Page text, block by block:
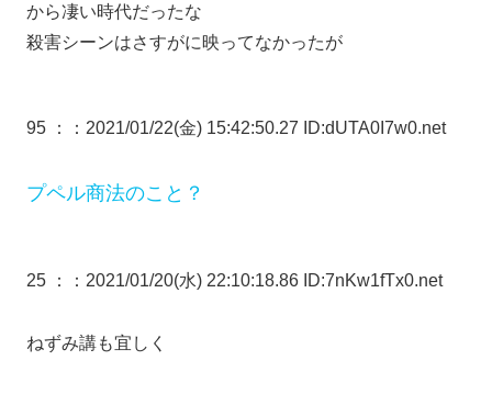
から凄い時代だったな
殺害シーンはさすがに映ってなかったが
95 ： ：2021/01/22(金) 15:42:50.27 ID:dUTA0I7w0.net
プペル商法のこと？
25 ： ：2021/01/20(水) 22:10:18.86 ID:7nKw1fTx0.net
ねずみ講も宜しく